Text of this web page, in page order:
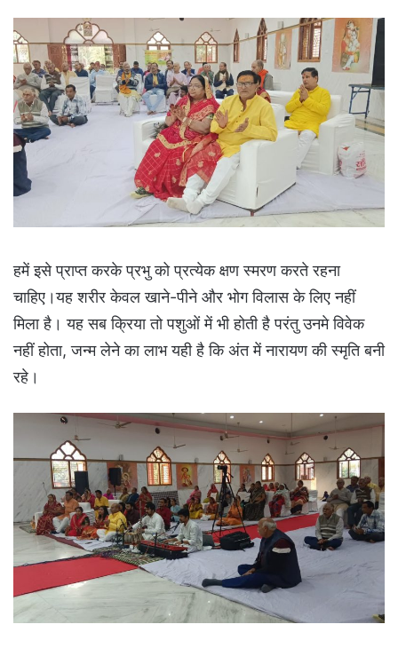
हमें इसे प्राप्त करके प्रभु को प्रत्येक क्षण स्मरण करते रहना
चाहिए।यह शरीर केवल खाने-पीने और भोग विलास के लिए नहीं
मिला है। यह सब क्रिया तो पशुओं में भी होती है परंतु उनमे विवेक
नहीं होता, जन्म लेने का लाभ यही है कि अंत में नारायण की स्मृति बनी
रहे।